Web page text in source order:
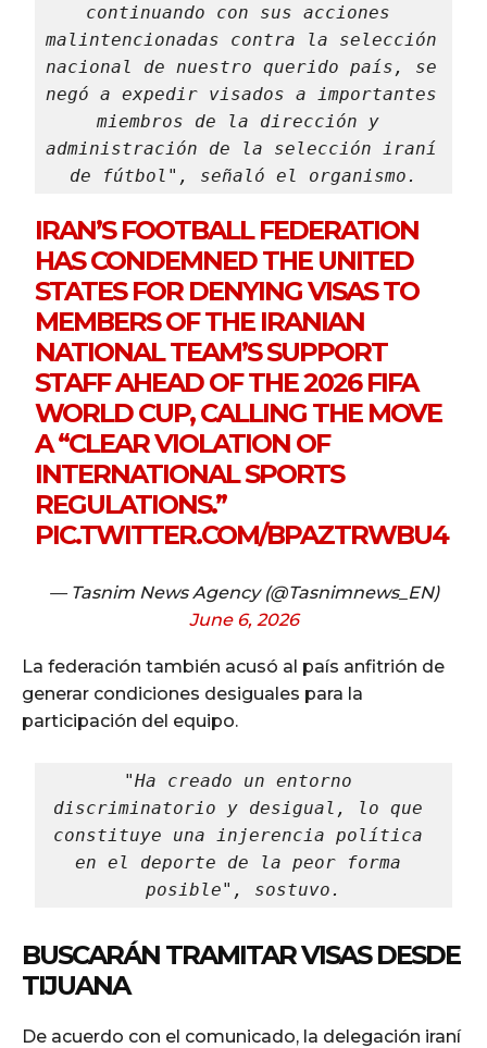
continuando con sus acciones
malintencionadas contra la selección
nacional de nuestro querido país, se
negó a expedir visados a importantes
miembros de la dirección y
administración de la selección iraní
de fútbol", señaló el organismo.
IRAN’S FOOTBALL FEDERATION
HAS CONDEMNED THE UNITED
STATES FOR DENYING VISAS TO
MEMBERS OF THE IRANIAN
NATIONAL TEAM’S SUPPORT
STAFF AHEAD OF THE 2026 FIFA
WORLD CUP, CALLING THE MOVE
A “CLEAR VIOLATION OF
INTERNATIONAL SPORTS
REGULATIONS.”
PIC.TWITTER.COM/BPAZTRWBU4
— Tasnim News Agency (@Tasnimnews_EN)
June 6, 2026
La federación también acusó al país anfitrión de
generar condiciones desiguales para la
participación del equipo.
"Ha creado un entorno
discriminatorio y desigual, lo que
constituye una injerencia política
en el deporte de la peor forma
posible", sostuvo.
BUSCARÁN TRAMITAR VISAS DESDE
TIJUANA
De acuerdo con el comunicado, la delegación iraní